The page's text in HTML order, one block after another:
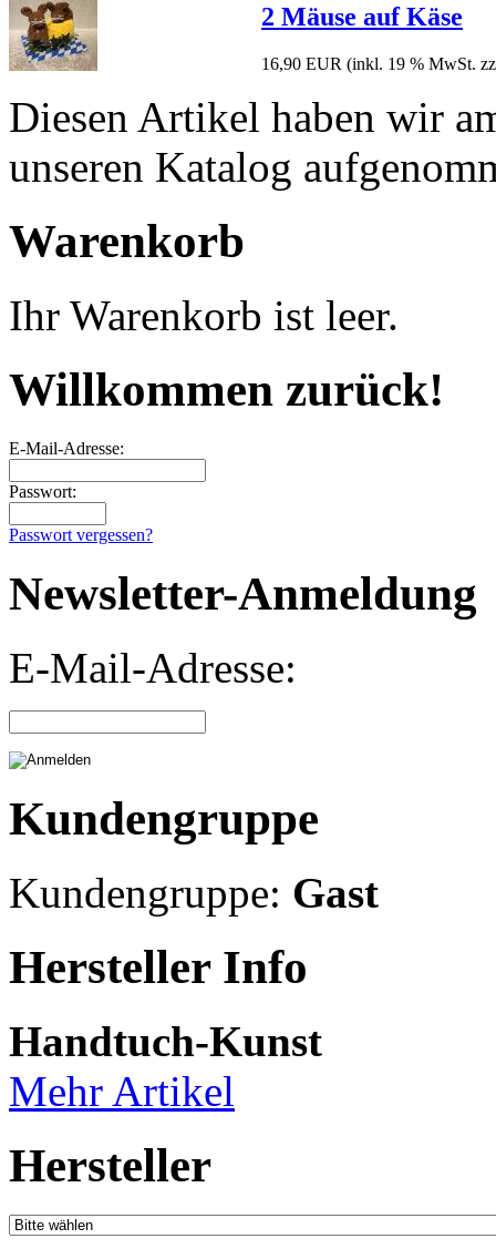
2 Mäuse auf Käse
16,90 EUR (inkl. 19 % MwSt.
Diesen Artikel haben wir
unseren Katalog
Warenkorb
Ihr Warenkorb ist leer.
Willkommen zurück!
E-Mail-Adresse:
Passwort:
Passwort vergessen?
Newsletter-Anmeldung
E-Mail-Adresse:
Kundengruppe
Kundengruppe: Gast
Hersteller Info
Handtuch-Kunst
Mehr Artikel
Hersteller